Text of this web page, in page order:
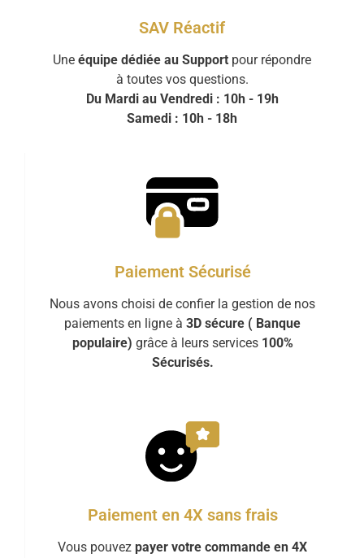
SAV Réactif
Une équipe dédiée au Support pour répondre
à toutes vos questions.
Du Mardi au Vendredi : 10h - 19h
Samedi : 10h - 18h
Paiement Sécurisé
Nous avons choisi de confier la gestion de nos
paiements en ligne à 3D sécure ( Banque
populaire) grâce à leurs services 100%
Sécurisés.
Paiement en 4X sans frais
Vous pouvez payer votre commande en 4X